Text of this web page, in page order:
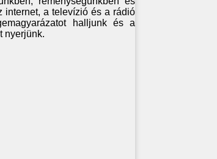
internet, a televízió és a rádió
halljunk és a
nyerjünk.